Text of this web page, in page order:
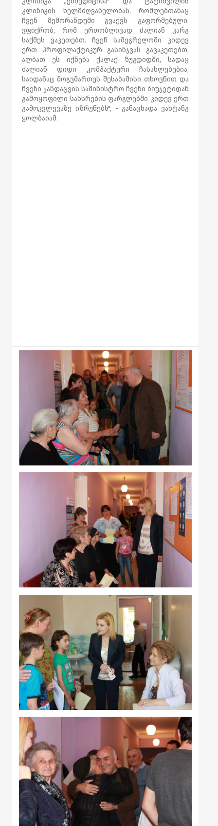
კლინიკის ხელმძღვანელობას, რომლებთანაც
ჩვენ მემორანდუმი გვაქვს გაფორმებული.
ვფიქრობ, რომ ერთობლივად ძალიან კარგ
საქმეს ვაკეთებთ. ჩვენ სამეგრელოში კიდევ
ერთ პროფილაქტიკურ გასინჯვას გავაკეთებთ,
ალბათ ეს იქნება ქალაქ ზუგდიდში, სადაც
ძალიან დიდი კომპაქტური ჩასახლებებია,
საიდანაც მოგვმართეს შესაბამისი თხოვნით და
ჩვენი ჯანდაცვის სამინისტრო ჩვენი ბიუჯეტიდან
გამოყოფილი სახსრების ფარგლებში კიდევ ერთ
გამოკვლევაზე იზრუნებს", - განაცხადა ვახტანგ
ყოლბაიამ.